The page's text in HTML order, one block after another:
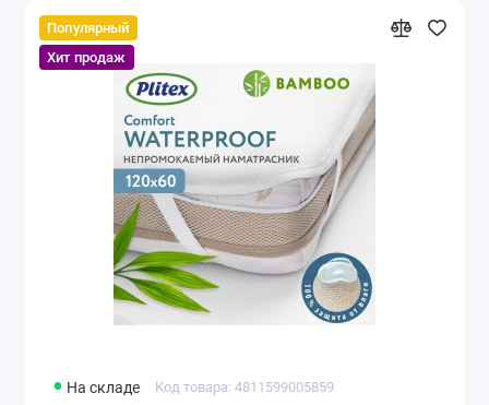
Популярный
Хит продаж
На складе Код товара: 4811599005859